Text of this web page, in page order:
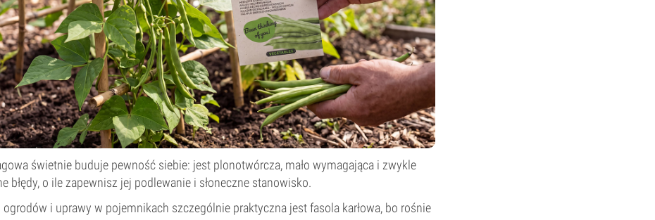
świetnie buduje pewność siebie: jest plonotwórcza, mało wymagająca i zwykle
błędy, o ile zapewnisz jej podlewanie i słoneczne stanowisko.
i uprawy w pojemnikach szczególnie praktyczna jest fasola karłowa, bo rośnie